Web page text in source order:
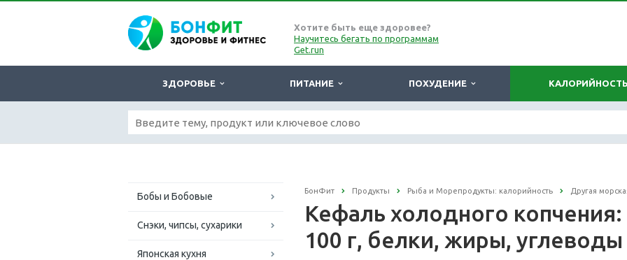
Хотите быть еще здоровее?
Научитесь бегать по программам
Get.run
ЗДОРОВЬЕ ПИТАНИЕ ПОХУДЕНИЕ КАЛОРИЙНОСТЬ
Бобы и Бобовые
Снэки, чипсы, сухарики
Японская кухня
БонФит Продукты Рыба и Морепродукты: калорийность Другая
Кефаль холодного копчения:
100 г, белки, жиры, углеводы